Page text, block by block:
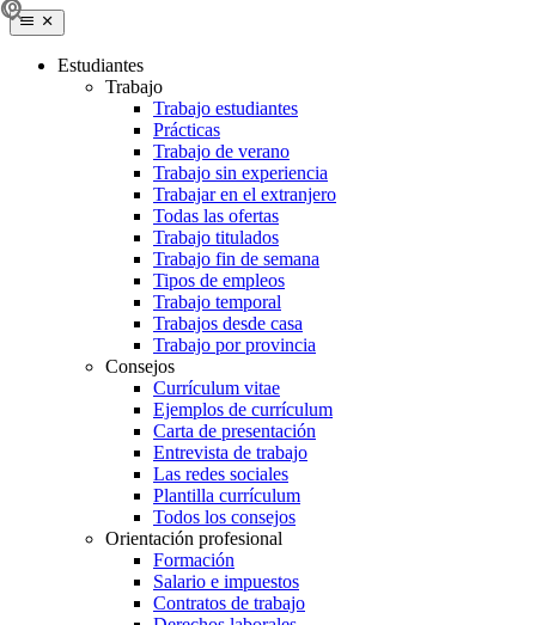
Estudiantes
Trabajo
Trabajo estudiantes
Prácticas
Trabajo de verano
Trabajo sin experiencia
Trabajar en el extranjero
Todas las ofertas
Trabajo titulados
Trabajo fin de semana
Tipos de empleos
Trabajo temporal
Trabajos desde casa
Trabajo por provincia
Consejos
Currículum vitae
Ejemplos de currículum
Carta de presentación
Entrevista de trabajo
Las redes sociales
Plantilla currículum
Todos los consejos
Orientación profesional
Formación
Salario e impuestos
Contratos de trabajo